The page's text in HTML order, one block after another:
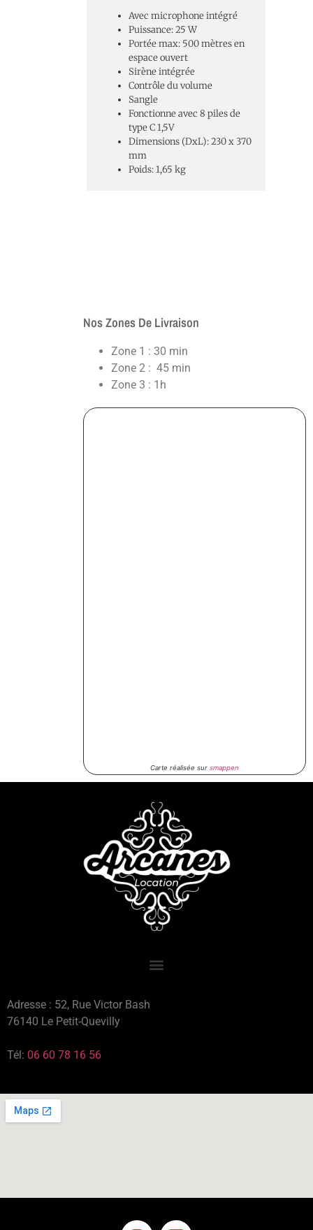
Avec microphone intégré
Puissance: 25 W
Portée max: 500 mètres en
espace ouvert
Sirène intégrée
Contrôle du volume
Sangle
Fonctionne avec 8 piles de
type C 1,5V
Dimensions (DxL): 230 x 370
mm
Poids: 1,65 kg
Nos Zones De Livraison
Zone 1 : 30 min
Zone 2 : 45 min
Zone 3 : 1h
Carte réalisée sur smappen
Adresse : 52, Rue Victor Bash
76140 Le Petit-Quevilly
Tél: 06 60 78 16 56